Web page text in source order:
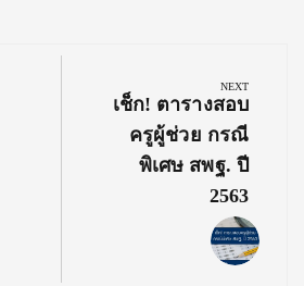
NEXT
Next
Post:
เช็ก! ตารางสอบ
ครูผู้ช่วย กรณี
พิเศษ สพฐ. ปี
2563